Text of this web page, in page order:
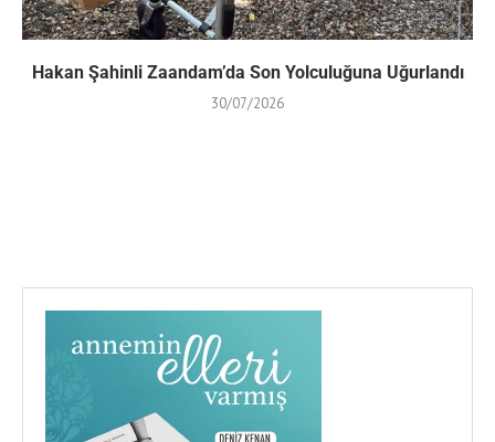
Hakan Şahinli Zaandam’da Son Yolculuğuna Uğurlandı
30/07/2026